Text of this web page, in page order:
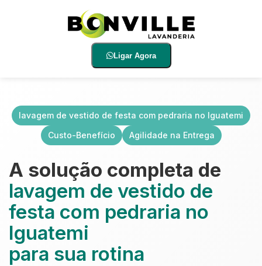
Ligar Agora
lavagem de vestido de festa com pedraria no Iguatemi
Custo-Benefício
Agilidade na Entrega
A solução completa de
lavagem de vestido de
festa com pedraria no
Iguatemi
para sua rotina